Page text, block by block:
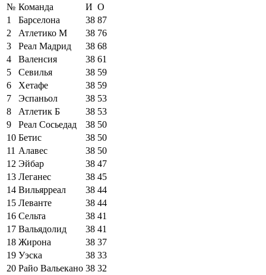
№ Команда И О
1
Барселона 38 87
2
Атлетико М 38 76
3
Реал Мадрид 38 68
4
Валенсия 38 61
5
Севилья 38 59
6
Хетафе 38 59
7
Эспаньол 38 53
8
Атлетик Б 38 53
9
Реал Сосьедад 38 50
10 Бетис 38 50
11 Алавес 38 50
12 Эйбар 38 47
13 Леганес 38 45
14 Вильярреал 38 44
15 Леванте 38 44
16 Сельта 38 41
17 Вальядолид 38 41
18 Жирона 38 37
19 Уэска 38 33
20 Райо Вальекано 38 32